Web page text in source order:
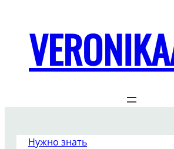
содержимому
Нужно знать